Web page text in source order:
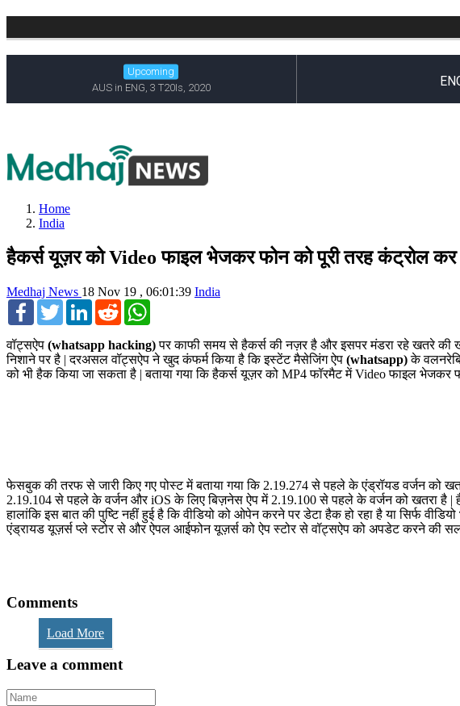
Home
India
हैकर्स यूज़र को Video फाइल भेजकर फोन को पूरी तरह कंट्रोल कर
Medhaj News 18 Nov 19 , 06:01:39 India
FacebookTwitterLinkedInReddit
वॉट्सऐप (whatsapp hacking)पर काफी समय से हैकर्स की नज़र है और इसपर मंडरा रहे खतरे की
निशाने पर है | दरअसल वॉट्सऐप ने खुद कंफर्म किया है कि इस्टेंट मैसेजिंग ऐप (whatsapp)के
को भी हैक किया जा सकता है | बताया गया कि हैकर्स यूज़र को MP4 फॉरमैट में Video फाइल भेजकर
फेसबुक की तरफ से जारी किए गए पोस्ट में बताया गया कि 2.19.274 से पहले के एंड्रॉयड वर्जन को
2.19.104 से पहले के वर्जन और iOS के लिए बिज़नेस ऐप में 2.19.100 से पहले के वर्जन को खतरा है
हालांकि इस बात की पुष्टि नहीं हुई है कि वीडियो को ओपेन करने पर डेटा हैक हो रहा है या सिर्फ
एंड्रायड यूज़र्स प्ले स्टोर से और ऐपल आईफोन यूज़र्स को ऐप स्टोर से वॉट्सऐप को अपडेट करने की
Comments
Load More
Leave a comment